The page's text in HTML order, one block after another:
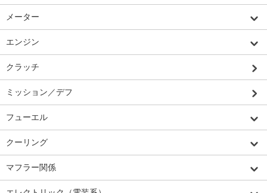
メーター
エンジン
クラッチ
ミッション／デフ
フューエル
クーリング
マフラー関係